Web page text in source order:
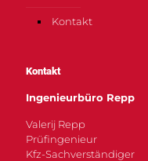
Kontakt
Kontakt
Ingenieurbüro Repp
Valerij Repp
Prüfingenieur
Kfz-Sachverständiger